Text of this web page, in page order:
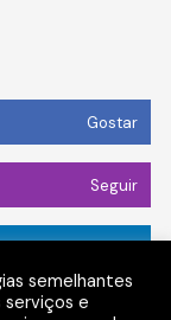
Gostar
Seguir
semelhantes
serviços e